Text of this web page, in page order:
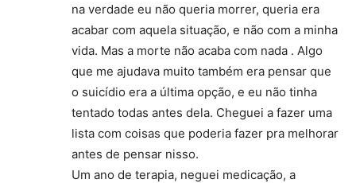
na verdade eu não queria morrer, queria era
acabar com aquela situação, e não com a minha
vida. Mas a morte não acaba com nada . Algo
que me ajudava muito também era pensar que
o suicídio era a última opção, e eu não tinha
tentado todas antes dela. Cheguei a fazer uma
lista com coisas que poderia fazer pra melhorar
antes de pensar nisso.
Um ano de terapia, neguei medicação, a